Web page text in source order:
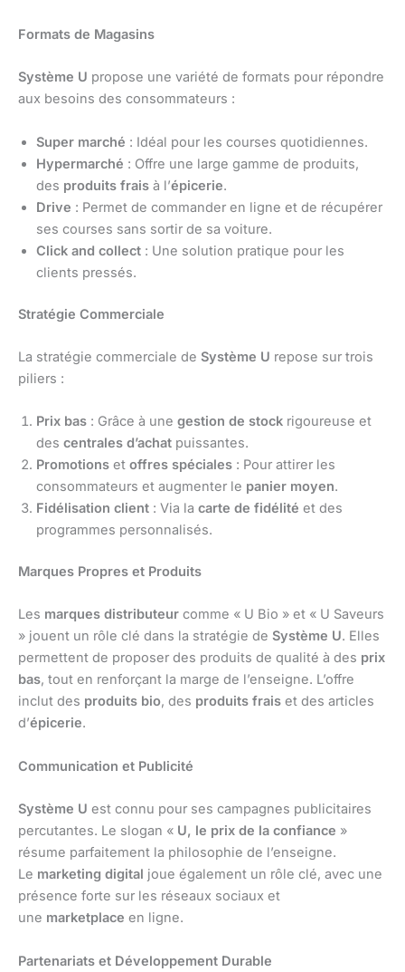
Formats de Magasins
Système U propose une variété de formats pour répondre
aux besoins des consommateurs :
Super marché : Idéal pour les courses quotidiennes.
Hypermarché : Offre une large gamme de produits,
des produits frais à l’épicerie.
Drive : Permet de commander en ligne et de récupérer
ses courses sans sortir de sa voiture.
Click and collect : Une solution pratique pour les
clients pressés.
Stratégie Commerciale
La stratégie commerciale de Système U repose sur trois
piliers :
Prix bas : Grâce à une gestion de stock rigoureuse et
des centrales d’achat puissantes.
Promotions et offres spéciales : Pour attirer les
consommateurs et augmenter le panier moyen.
Fidélisation client : Via la carte de fidélité et des
programmes personnalisés.
Marques Propres et Produits
Les marques distributeur comme « U Bio » et « U Saveurs
» jouent un rôle clé dans la stratégie de Système U. Elles
permettent de proposer des produits de qualité à des prix
bas, tout en renforçant la marge de l’enseigne. L’offre
inclut des produits bio, des produits frais et des articles
d’épicerie.
Communication et Publicité
Système U est connu pour ses campagnes publicitaires
percutantes. Le slogan « U, le prix de la confiance »
résume parfaitement la philosophie de l’enseigne.
Le marketing digital joue également un rôle clé, avec une
présence forte sur les réseaux sociaux et
une marketplace en ligne.
Partenariats et Développement Durable